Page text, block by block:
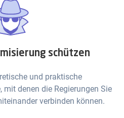
schützen
und praktische
denen die Regierungen Sie
verbinden können.